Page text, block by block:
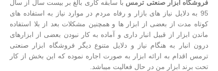
فروشگاه ابزار صنعتی ترمس با سابقه کاری بالغ بر بیست سال از سال
95 به دلایل نیاز های بازار و رفاه مردم در موارد نیاز به استفاده های
کوتاه مدت از بعضی از ابزار ها و همچنین مشکلات بعد از بلا استفاده
ماندن ابزار از قبیل انبار داری و آماده به کار نبودن بعضی از ابزارهای
درون انبار به هنگام نیاز و دلایل متنوع دیگر فروشگاه ابزار صنعتی
ترمس اقدام به ارائه ابزار به صورت اجاره نموده که این بخش از کار
تحت برند ابزار من در حال فعالیت میباشد.